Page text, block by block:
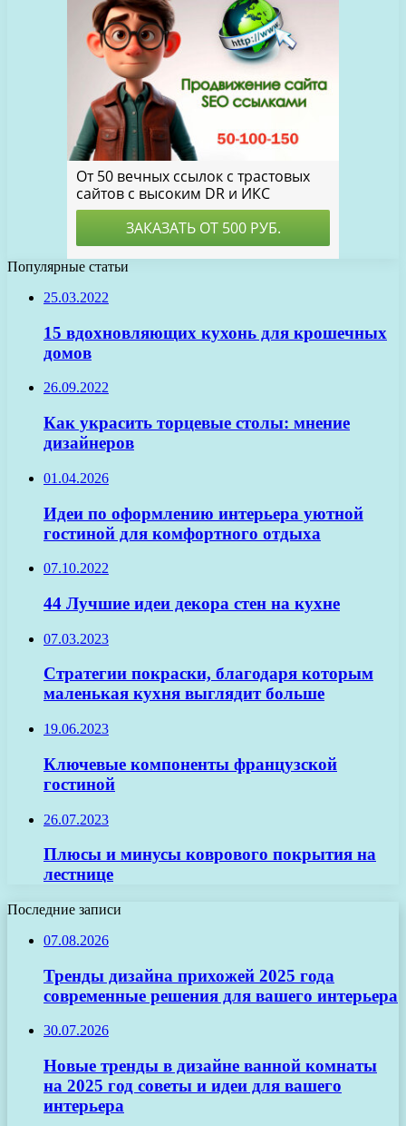
Популярные статьи
25.03.2022
15 вдохновляющих кухонь для крошечных
домов
26.09.2022
Как украсить торцевые столы: мнение
дизайнеров
01.04.2026
Идеи по оформлению интерьера уютной
гостиной для комфортного отдыха
07.10.2022
44 Лучшие идеи декора стен на кухне
07.03.2023
Стратегии покраски, благодаря которым
маленькая кухня выглядит больше
19.06.2023
Ключевые компоненты французской
гостиной
26.07.2023
Плюсы и минусы коврового покрытия на
лестнице
Последние записи
07.08.2026
Тренды дизайна прихожей 2025 года
современные решения для вашего интерьера
30.07.2026
Новые тренды в дизайне ванной комнаты
на 2025 год советы и идеи для вашего
интерьера